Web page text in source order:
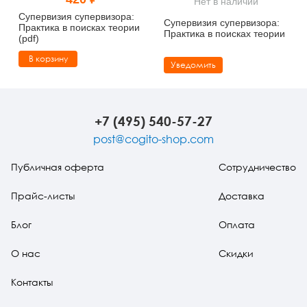
Тревожные расстройства, панические атаки
Психодрама
Сказкотерапия
Другие направления психотерапии
Психология труда и эргономика
Психофизиология
Социальная и организационная психология
Учебная литература
Классический и юнгианский психоанализ
Супервизия супервизора:
Практика в поисках теории
(pdf)
В корзину
Супервизия супервизора:
Практика в поисках теории
Уведомить
+7 (495) 540-57-27
post@cogito-shop.com
Публичная оферта
Прайс-листы
Блог
О нас
Контакты
Сотрудничество
Доставка
Оплата
Скидки